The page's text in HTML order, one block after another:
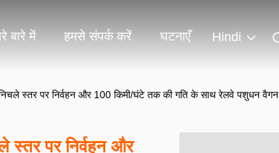
बारे में हमसे संपर्क करें घटनाएँ Hindi
स्तर पर निर्वहन और 100 किमी/घंटे तक की गति के साथ रेलवे पशुधन वैगन
स्तर पर निर्वहन और